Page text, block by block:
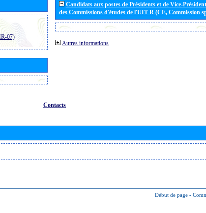
07)
Candidats aux postes de Présidents et de Vice-
des Commissions d'études de l'UIT-R (CE, Commission
Autres informations
Contacts
Début de page -